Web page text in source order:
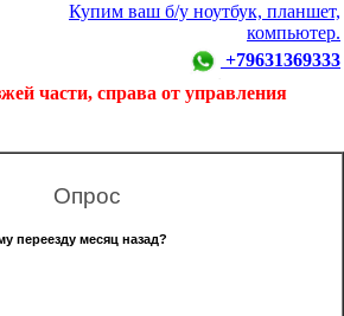
Купим ваш б/у ноутбук, планшет,
компьютер.
+79631369333
части, справа от управления
Опрос
переезду месяц назад?